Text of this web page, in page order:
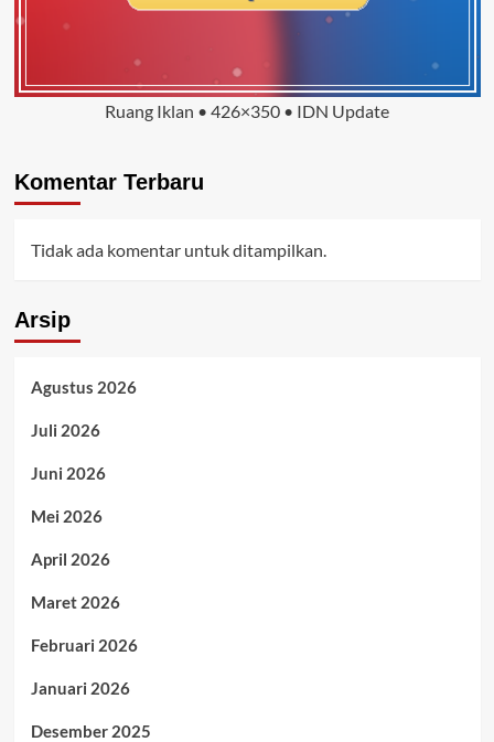
Ruang Iklan • 426×350 • IDN Update
Komentar Terbaru
Tidak ada komentar untuk ditampilkan.
Arsip
Agustus 2026
Juli 2026
Juni 2026
Mei 2026
April 2026
Maret 2026
Februari 2026
Januari 2026
Desember 2025